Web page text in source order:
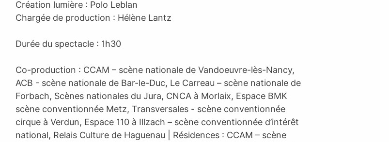
Création lumière : Polo Leblan
Chargée de production : Hélène Lantz
Durée du spectacle : 1h30
Co-production : CCAM – scène nationale de Vandoeuvre-lès-Nancy,
ACB - scène nationale de Bar-le-Duc, Le Carreau – scène nationale de
Forbach, Scènes nationales du Jura, CNCA à Morlaix, Espace BMK
scène conventionnée Metz, Transversales - scène conventionnée
cirque à Verdun, Espace 110 à Illzach – scène conventionnée d’intérêt
national, Relais Culture de Haguenau | Résidences : CCAM – scène